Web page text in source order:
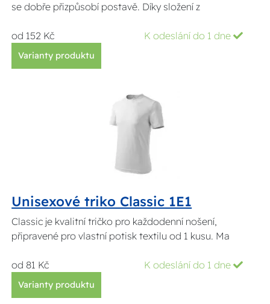
se dobře přizpůsobí postavě. Díky složení z
od 152 Kč K odeslání do 1 dne
Varianty produktu
Unisexové triko Classic 1E1
Classic je kvalitní tričko pro každodenní nošení,
připravené pro vlastní potisk textilu od 1 kusu. Ma
od 81 Kč K odeslání do 1 dne
Varianty produktu